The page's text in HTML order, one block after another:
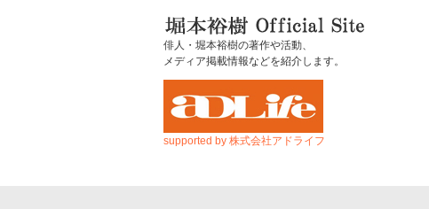
俳人・堀本裕樹の著作や活動、
メディア掲載情報などを紹介します。
supported by 株式会社アドライフ